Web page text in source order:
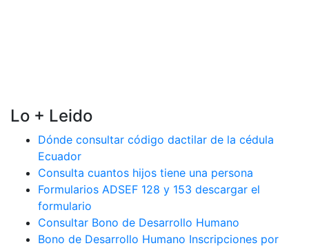
Lo + Leido
Dónde consultar código dactilar de la cédula
Ecuador
Consulta cuantos hijos tiene una persona
Formularios ADSEF 128 y 153 descargar el
formulario
Consultar Bono de Desarrollo Humano
Bono de Desarrollo Humano Inscripciones por